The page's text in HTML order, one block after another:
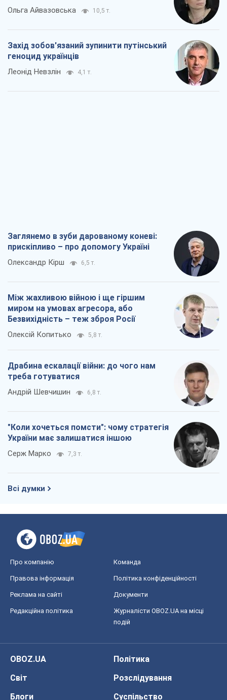
Ольга Айвазовська 10,5 т.
Захід зобов'язаний зупинити путінський
геноцид українців
Леонід Невзлін 4,1 т.
Заглянемо в зуби дарованому коневі:
прискіпливо – про допомогу Україні
Олександр Кірш 6,5 т.
Між жахливою війною і ще гіршим
миром на умовах агресора, або
Безвихідність – теж зброя Росії
Олексій Копитько 5,8 т.
Драбина ескалації війни: до чого нам
треба готуватися
Андрій Шевчишин 6,8 т.
"Коли хочеться помсти": чому стратегія
України має залишатися іншою
Серж Марко 7,3 т.
Всі думки
Про компанію Команда
Правова інформація Політика конфіденційності
Реклама на сайті Документи
Редакційна політика
Журналісти OBOZ.UA на місці
подій
OBOZ.UA
Політика
Світ
Розслідування
Блоги
Суспільство